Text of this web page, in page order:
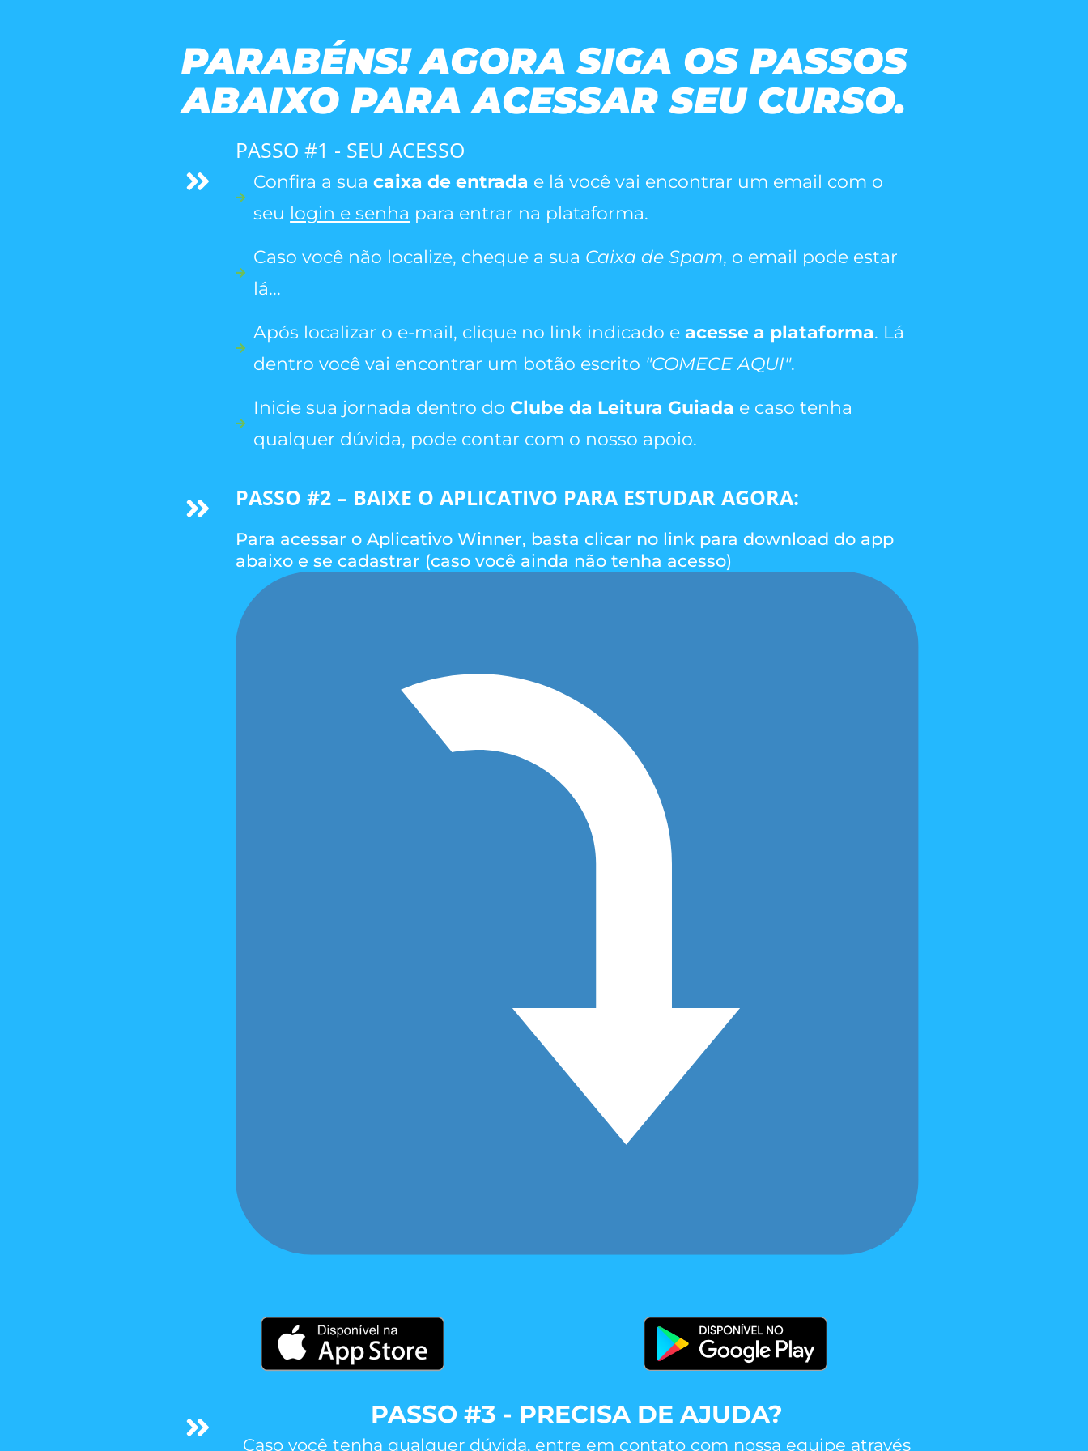
PARABÉNS! AGORA SIGA OS PASSOS
ABAIXO PARA ACESSAR SEU CURSO.
PASSO #1 - SEU ACESSO
Confira a suacaixa de entrada e lá você vai encontrar um email com o
seu login e senha para entrar na plataforma.
Caso você não localize, cheque a sua Caixa de Spam, o email pode estar
lá...
Após localizar o e-mail, clique no link indicado eacesse a plataforma. Lá
dentro você vai encontrar um botão escrito "COMECE AQUI".
Inicie sua jornada dentro doClube da Leitura Guiada e caso tenha
qualquer dúvida, pode contar com o nosso apoio.
PASSO #2 – BAIXE O APLICATIVO PARA ESTUDAR AGORA:
Para acessar o Aplicativo Winner, basta clicar no link para download do app
abaixo e se cadastrar (caso você ainda não tenha acesso)
PASSO #3 - PRECISA DE AJUDA?
Caso você tenha qualquer dúvida, entre em contato com nossa equipe através